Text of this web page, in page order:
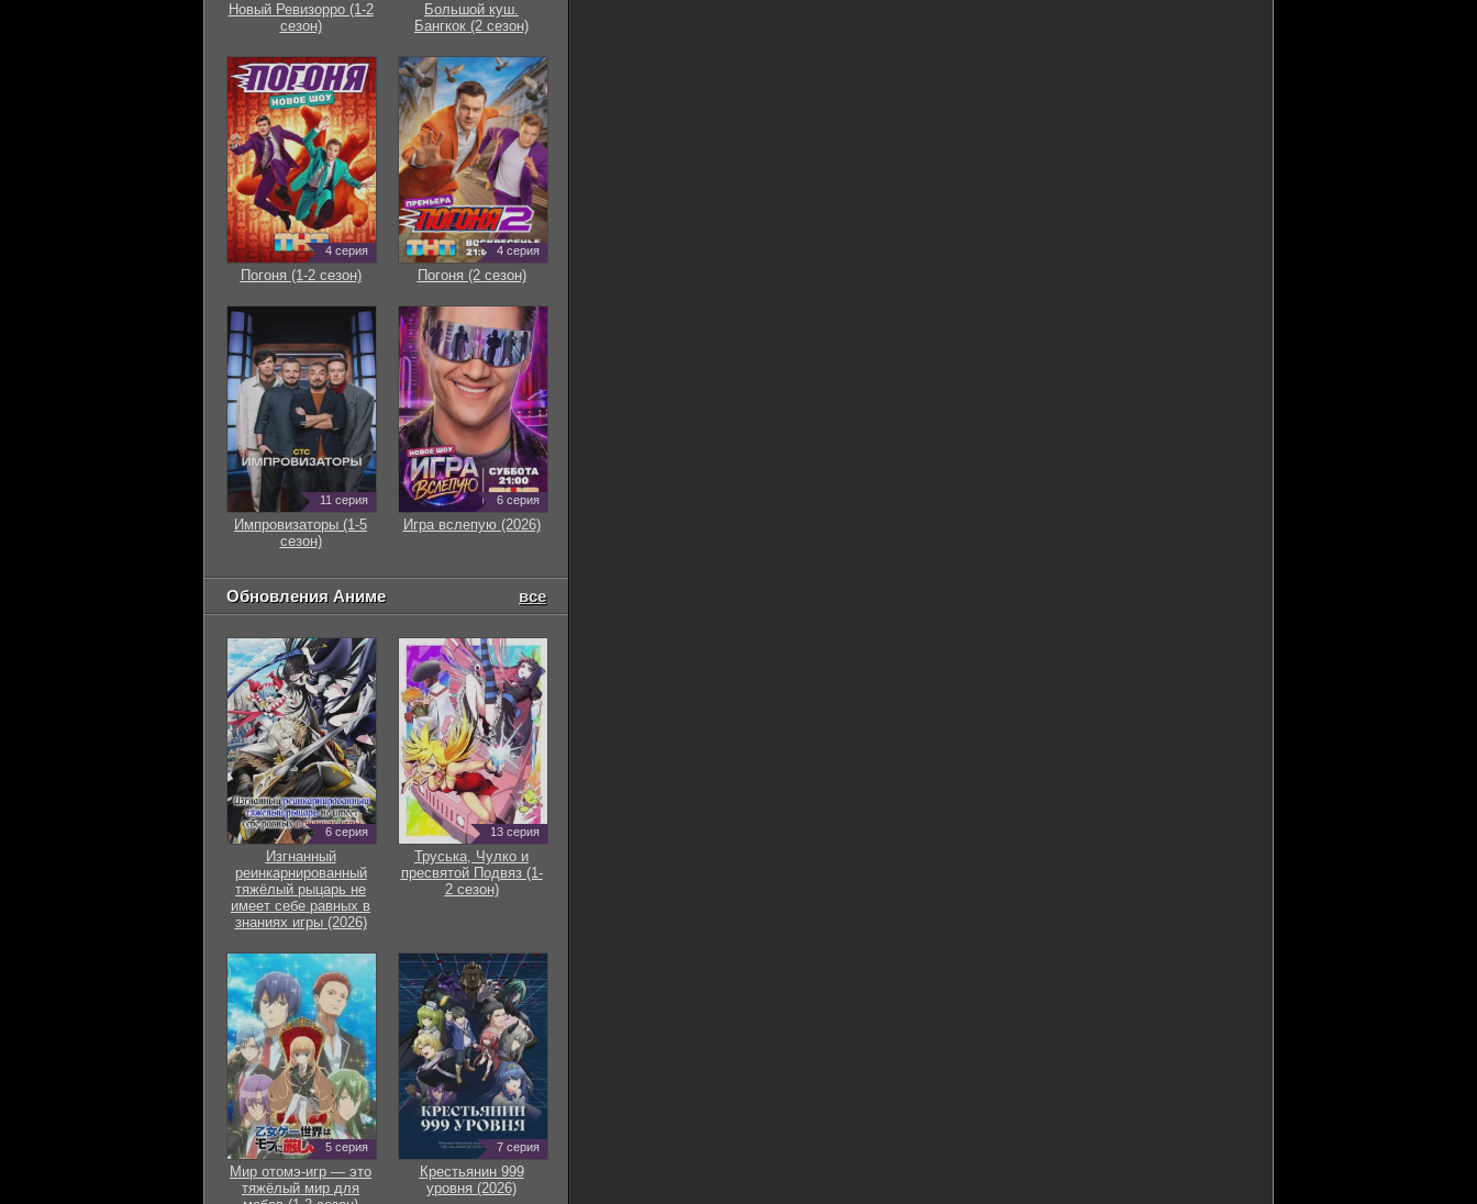
Новый Ревизорро (1-2
сезон)
Большой куш.
Бангкок (2 сезон)
4 серия
Погоня (1-2 сезон)
4 серия
Погоня (2 сезон)
11 серия
Импровизаторы (1-5
сезон)
6 серия
Игра вслепую (2026)
Обновления Аниме все
6 серия
Изгнанный
реинкарнированный
тяжёлый рыцарь не
имеет себе равных в
знаниях игры (2026)
13 серия
Труська, Чулко и
пресвятой Подвяз (1-
2 сезон)
5 серия
Мир отомэ-игр — это
тяжёлый мир для
7 серия
Крестьянин 999
уровня (2026)